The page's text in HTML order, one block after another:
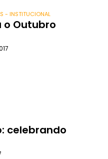
- INSTITUCIONAL
o Outubro
celebrando